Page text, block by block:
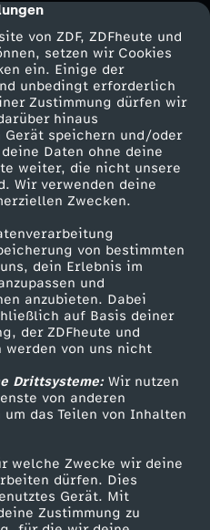
von ZDF, ZDFheute und
setzen wir Cookies
ein. Einige der
unbedingt erforderlich
Zustimmung dürfen wir
hinaus
speichern und/oder
Daten ohne deine
weiter, die nicht unsere
Wir verwenden deine
Zwecken.
von bestimmten
dein Erlebnis im
und
anzubieten. Dabei
auf Basis deiner
der ZDFheute und
werden von uns nicht
Drittsysteme:Wir nutzen
von anderen
das Teilen von Inhalten
welche Zwecke wir deine
dürfen. Dies
Gerät. Mit
Zustimmung zu
Service
ZDFmitreden
Kontakt zum ZDF
Tickets
Zuschauerservice
Hilfe